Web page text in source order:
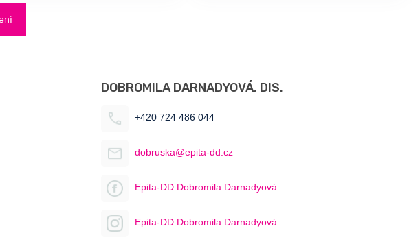
DOBROMILA DARNADYOVÁ, DIS.
+420 724 486 044
dobruska@epita-dd.cz
Epita-DD Dobromila Darnadyová
Epita-DD Dobromila Darnadyová